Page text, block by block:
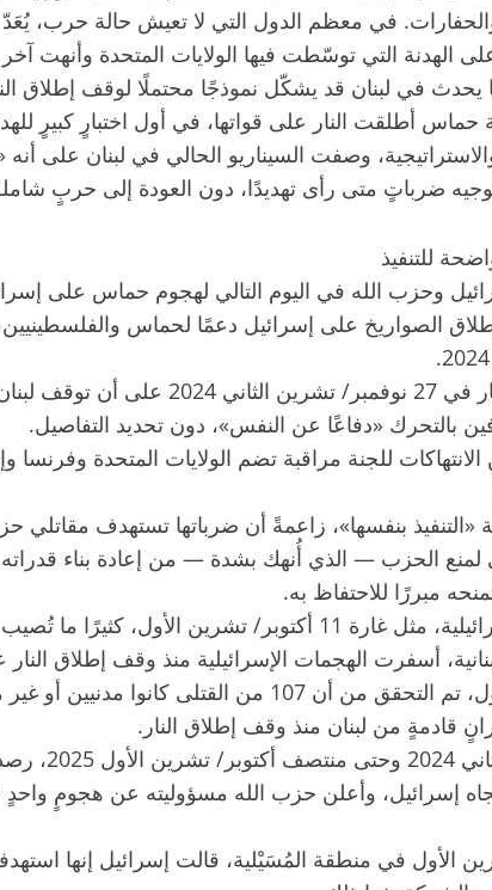
في معظم الدول التي لا تعيش حالة حرب، يُعَدّ
التي توسّطت فيها الولايات المتحدة وأنهت
يحدث في لبنان قد يشكّل نموذجًا محتملًا لوقف إطلاق
أطلقت النار على قواتها، في أول اختبارٍ كبيرٍ
وصفت السيناريو الحالي في لبنان على
ضرباتٍ متى رأى تهديدًا، دون العودة إلى حربٍ
للتنفيذ
الصواريخ على إسرائيل دعمًا لحماس
نصّ اتفاق وقف إطلاق النار
بالتحرك «دفاعًا عن النفس»، دون تحديد التفاصيل.
للجنة مراقبة تضم الولايات المتحدة وفرنسا
«التنفيذ بنفسها»، زاعمةً أن ضرباتها تستهدف
الحزب — الذي أُنهك بشدة — من إعادة بناء
مبررًا للاحتفاظ به.
مدنيين وتدمّر بنى تحتية لا علاقة لها بحزب الله.
قادمةٍ من لبنان منذ وقف إطلاق النار.
إسرائيل، وأعلن حزب الله مسؤوليته عن هجومٍ واحدٍ
أكتوبر/ تشرين الأول في منطقة المُسَيْلية، قالت إسرائيل